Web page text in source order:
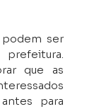
ser
que as
para